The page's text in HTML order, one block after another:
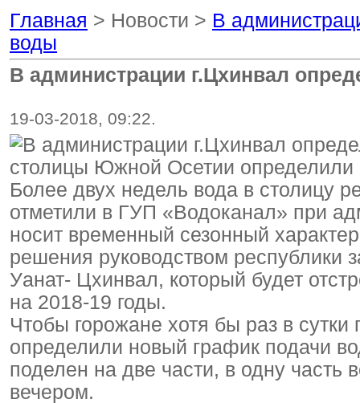
Главная > Новости > В
воды
В администрации г.Цхинвал
19-03-2018, 09:22.
столицы Южной Осетии определили
Более двух недель вода в столицу
отметили в ГУП «Водоканал» при
носит временный сезонный
решения руководством республики
Уанат- Цхинвал, который будет
на 2018-19 годы.
Чтобы горожане хотя бы раз в
определили новый график подачи
поделен на две части, в одну часть
вечером.